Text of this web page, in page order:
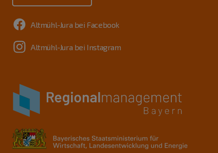
Altmühl-Jura bei Facebook
Altmühl-Jura bei Instagram